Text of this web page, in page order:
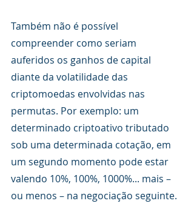
Também não é possível
compreender como seriam
auferidos os ganhos de capital
diante da volatilidade das
criptomoedas envolvidas nas
permutas. Por exemplo: um
determinado criptoativo tributado
sob uma determinada cotação, em
um segundo momento pode estar
valendo 10%, 100%, 1000%... mais –
ou menos – na negociação seguinte.